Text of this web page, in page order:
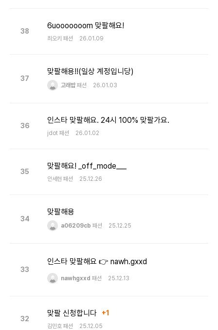
38
6uooooooom 맞팔해요!
최오키 패션 26.01.09
37
맞팔해용!!(일상 계정입니당)
고래밥 패션 26.01.03
36
인스타 맞팔해요. 24시 100% 맞팔가요.
jdot 패션 26.01.02
35
맞팔해요! _off_mode___
안세현 패션 25.12.26
34
맞팔해용
a06209cb 패션 25.12.25
33
인스타 맞팔해요 👉 nawh.gxxd
nawhgxxd 패션 25.12.13
32
맞팔 신청합니다 +1
김민호 패션 25.12.05